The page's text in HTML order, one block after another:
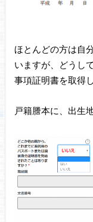
ほとんどの方は自
いますが、どうし
事項証明書を取得
戸籍謄本に、出生